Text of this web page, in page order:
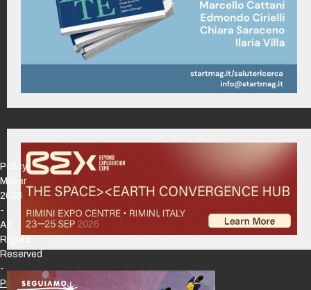
Policy
Maker
2026
-
All
Rights
Reserved
-
Privacy